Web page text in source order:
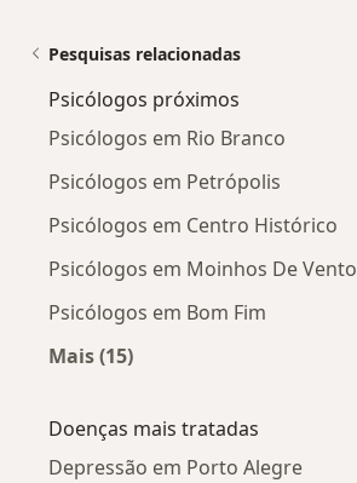
Pesquisas relacionadas
Psicólogos próximos
Psicólogos em Rio Branco
Psicólogos em Petrópolis
Psicólogos em Centro Histórico
Psicólogos em Moinhos De Vento
Psicólogos em Bom Fim
Mais (15)
Doenças mais tratadas
Depressão em Porto Alegre